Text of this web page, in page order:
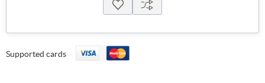
Supported cards